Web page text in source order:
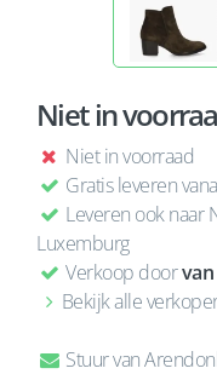
Niet in
Niet in voorraad
Gratis leveren
Leveren ook naar
Luxemburg
Verkoop door
Bekijk alle
Stuur van